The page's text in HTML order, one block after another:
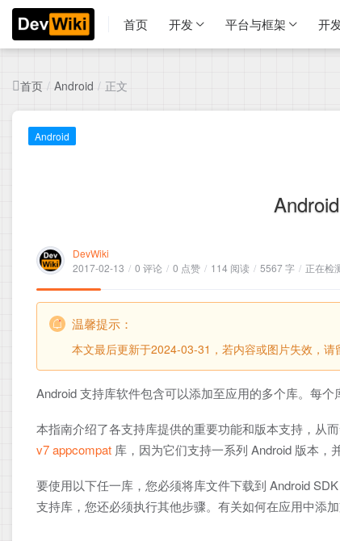
首页 开发 平台与框架 开
首页 / Android / 正文
Android
DevWiki
2017-02-13 / 0 评论 / 0 点赞 / 114 阅读 / 5567 字 / 正在检
温馨提示：
本文最后更新于2024-03-31，若内容或图片失效，
Android 支持库软件包含可以添加至应用的多个库。每个
本指南介绍了各支持库提供的重要功能和版本支持，从
v7 appcompat 库，因为它们支持一系列 Android 版本，
要使用以下任一库，您必须将库文件下载到 Android
支持库，您还必须执行其他步骤。有关如何在应用中添